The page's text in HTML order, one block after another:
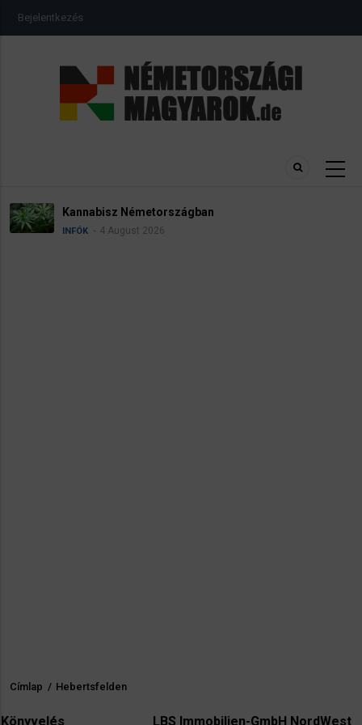
USER
ACCOUNT
Bejelentkezés
Kannabisz Németországban
INFÓK 4 August 2026
Morzsa
Címlap / Hebertsfelden
LBS Immobilien-GmbH NordWest